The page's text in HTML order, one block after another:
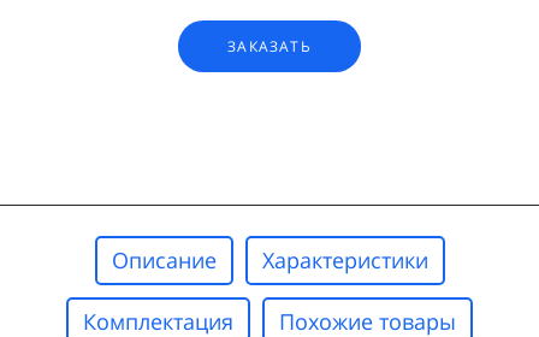
ЗАКАЗАТЬ
Описание Характеристики
Комплектация Похожие товары